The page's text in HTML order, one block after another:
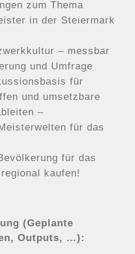
zum Thema
in der Steiermark
– messbar
und Umfrage
für
und umsetzbare
–
für das
für das
kaufen!
(Geplante
Outputs, …):